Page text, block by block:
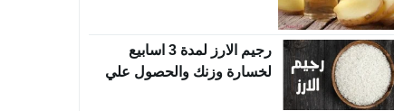
رجيم الارز لمدة 3 اسابيع
لخسارة وزنك والحصول علي